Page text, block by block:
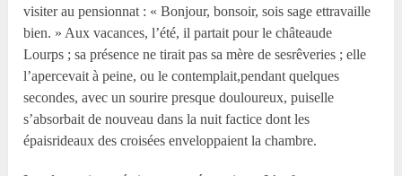
visiter au pensionnat : « Bonjour, bonsoir, sois sage ettravaille
bien. » Aux vacances, l’été, il partait pour le châteaude
Lourps ; sa présence ne tirait pas sa mère de sesrêveries ; elle
l’apercevait à peine, ou le contemplait,pendant quelques
secondes, avec un sourire presque douloureux, puiselle
s’absorbait de nouveau dans la nuit factice dont les
épaisrideaux des croisées enveloppaient la chambre.